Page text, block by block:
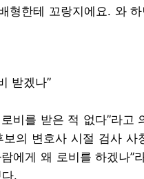
비를 받은 적 없다”라고
의 변호사 시절 검사 사
.
”이라고 말했다.
활동한 C 전 의원의 요
졌다. C 전 의원 측은 “전